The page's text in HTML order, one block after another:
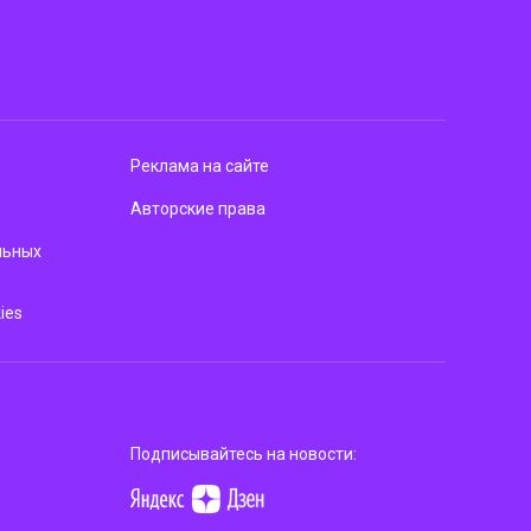
Реклама на сайте
Авторские права
Подписывайтесь на новости: